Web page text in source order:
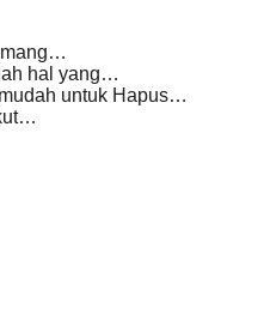
hal yang…
untuk Hapus…